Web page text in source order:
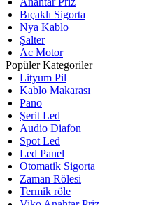
Bıçaklı Sigorta
Nya Kablo
Şalter
Ac Motor
Popüler Kategoriler
Lityum Pil
Kablo Makarası
Pano
Şerit Led
Audio Diafon
Spot Led
Led Panel
Otomatik Sigorta
Zaman Rölesi
Termik röle